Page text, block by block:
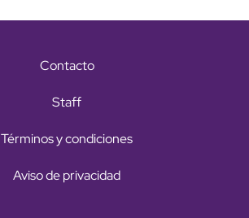
Contacto
Staff
Términos y condiciones
Aviso de privacidad